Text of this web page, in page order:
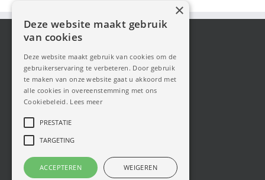
Deze website maakt gebruik
van cookies
Deze website maakt gebruik van cookies om de
gebruikerservaring te verbeteren. Door gebruik
te maken van onze website gaat u akkoord met
alle cookies in overeenstemming met ons
Cookiebeleid. Lees meer
PRESTATIE
TARGETING
ACCEPTEREN WEIGEREN
×